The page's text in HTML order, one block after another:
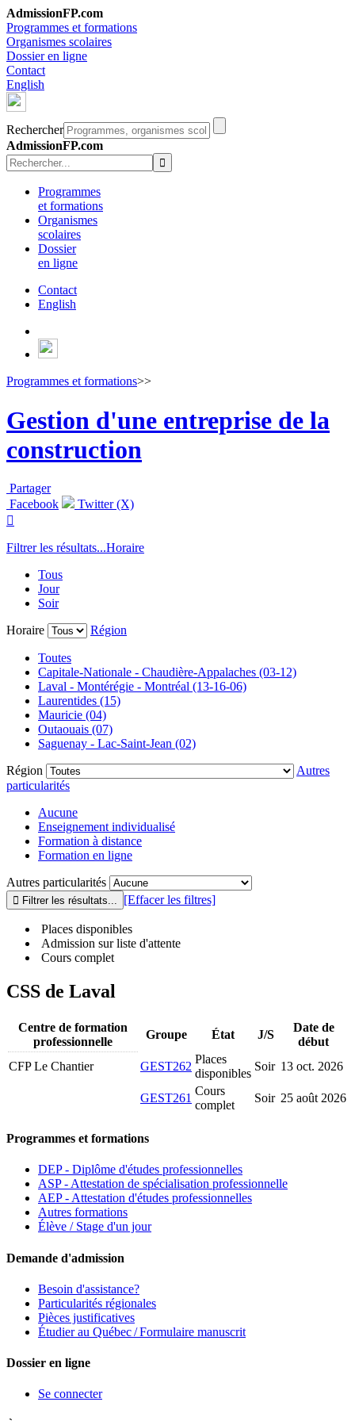
AdmissionFP.com
Programmes et formations
Organismes scolaires
Dossier en ligne
Contact
English
Rechercher
AdmissionFP.com
Programmes
et formations
Organismes
scolaires
Dossier
en ligne
Contact
English
Programmes et formations>>
Gestion d'une entreprise de la
construction
Partager
Facebook
Twitter (X)

Filtrer les résultats...Horaire
Tous
Jour
Soir
Horaire
Région
Toutes
Capitale-Nationale - Chaudière-Appalaches (03-12)
Laval - Montérégie - Montréal (13-16-06)
Laurentides (15)
Mauricie (04)
Outaouais (07)
Saguenay - Lac-Saint-Jean (02)
Région
Autres
particularités
Aucune
Enseignement individualisé
Formation à distance
Formation en ligne
Autres particularités
[Effacer les filtres]
Places disponibles
Admission sur liste d'attente
Cours complet
CSS de Laval
Centre de formation
professionnelle
Groupe État J/S
Date de
début
CFP Le Chantier
GEST262
Places
disponibles
Soir 13 oct. 2026
GEST261
Cours
complet
Soir 25 août 2026
Programmes et formations
DEP - Diplôme d'études professionnelles
ASP - Attestation de spécialisation professionnelle
AEP - Attestation d'études professionnelles
Autres formations
Élève / Stage d'un jour
Demande d'admission
Besoin d'assistance?
Particularités régionales
Pièces justificatives
Étudier au Québec / Formulaire manuscrit
Dossier en ligne
Se connecter